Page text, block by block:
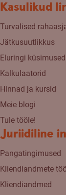
Kasulikud
Turvalised
Jätkusuutlikkus
Eluringi küsimused
Kalkulaatorid
Hinnad ja kursid
Meie blogi
Tule tööle!
Juriidiline
Pangatingimused
Kliendiandmete
Kliendiandmed